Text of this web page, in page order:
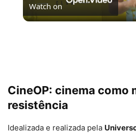
Watch on
CineOP: cinema como
resistência
Idealizada e realizada pela